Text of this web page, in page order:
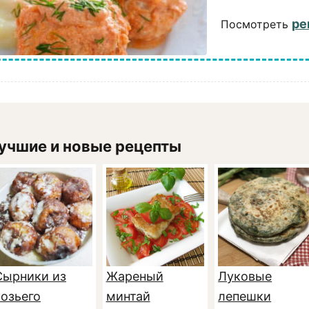
Посмотреть
и новые рецепты
из
Жареный
минтай
Луковые
лепешки